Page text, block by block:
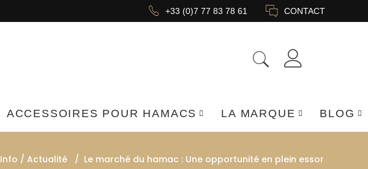
+33 (0)7 77 83 78 61 CONTACT
ACCESSOIRES POUR HAMACS LA MARQUE BLOG
Info / Actualité / Le marché du hamac : Une opportunité en plein essor